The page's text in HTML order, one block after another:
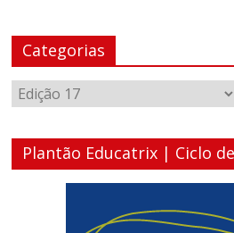
Categorias
Categorias
Plantão Educatrix | Ciclo